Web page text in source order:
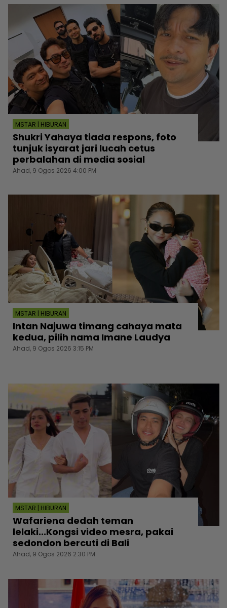
MSTAR | HIBURAN
Shukri Yahaya tiada respons, foto
tunjuk isyarat jari lucah cetus
perbalahan di media sosial
Ahad, 9 Ogos 2026 4:00 PM
MSTAR | HIBURAN
Intan Najuwa timang cahaya mata
kedua, pilih nama Imane Laudya
Ahad, 9 Ogos 2026 3:15 PM
MSTAR | HIBURAN
Wafariena dedah teman
lelaki...Kongsi video mesra, pakai
sedondon bercuti di Bali
Ahad, 9 Ogos 2026 2:30 PM